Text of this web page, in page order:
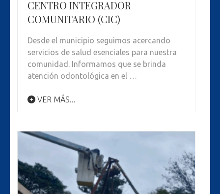
CENTRO INTEGRADOR
COMUNITARIO (CIC)
Desde el municipio seguimos acercando
servicios de salud esenciales para nuestra
comunidad. Informamos que se brinda
atención odontológica en el …
VER MÁS...